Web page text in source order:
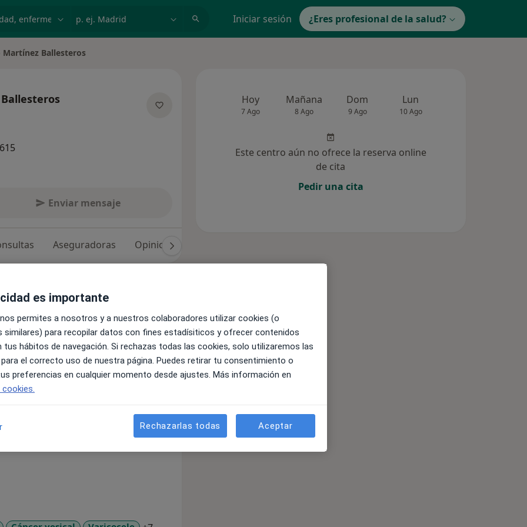
Iniciar sesión ¿Eres profesional de la salud?
Martínez Ballesteros
Enviar mensaje
Aseguradoras Opiniones (20)
en medicina, especialista en
Hospital Universitario Puerta de
pública con la medicina
reconocido prestigio como Lyx
Mar de Madrid. Su área principal de
en el diagnóstico y abordaje
estancia en hospitales nacionales,
en el Memorial Sloan-Kettering
participando de forma continua en
además de asistir de
Hoy
7 Ago
Mañana
8 Ago
Dom
9 Ago
Lun
10 Ago
Este centro aún no ofrece la reserva online
de cita
Pedir una cita
es importante
permites a nosotros y a nuestros colaboradores utilizar cookies (o
similares) para recopilar datos con fines estadísiticos y ofrecer contenidos
tus hábitos de navegación. Si rechazas todas las cookies, solo utilizaremos las
el correcto uso de nuestra página. Puedes retirar tu consentimiento o
preferencias en cualquier momento desde ajustes. Más información en
Rechazarlas todas Aceptar